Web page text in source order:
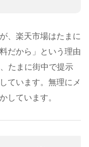
、楽天市場はたまに
だから」という理由
たまに街中で提示
ています。無理にメ
しています。